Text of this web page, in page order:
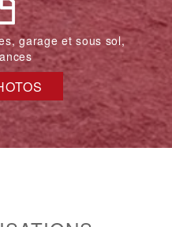
garage et sous sol,